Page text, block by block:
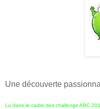
Une découverte
Lu dans le cadre des challenge ABC